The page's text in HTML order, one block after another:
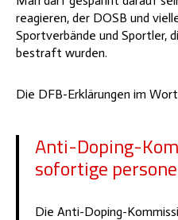
reagieren, der DOSB und
Sportverbände und Sportler,
bestraft wurden.
Die DFB-Erklärungen im
Anti-Doping-
sofortige
Die Anti-Doping-